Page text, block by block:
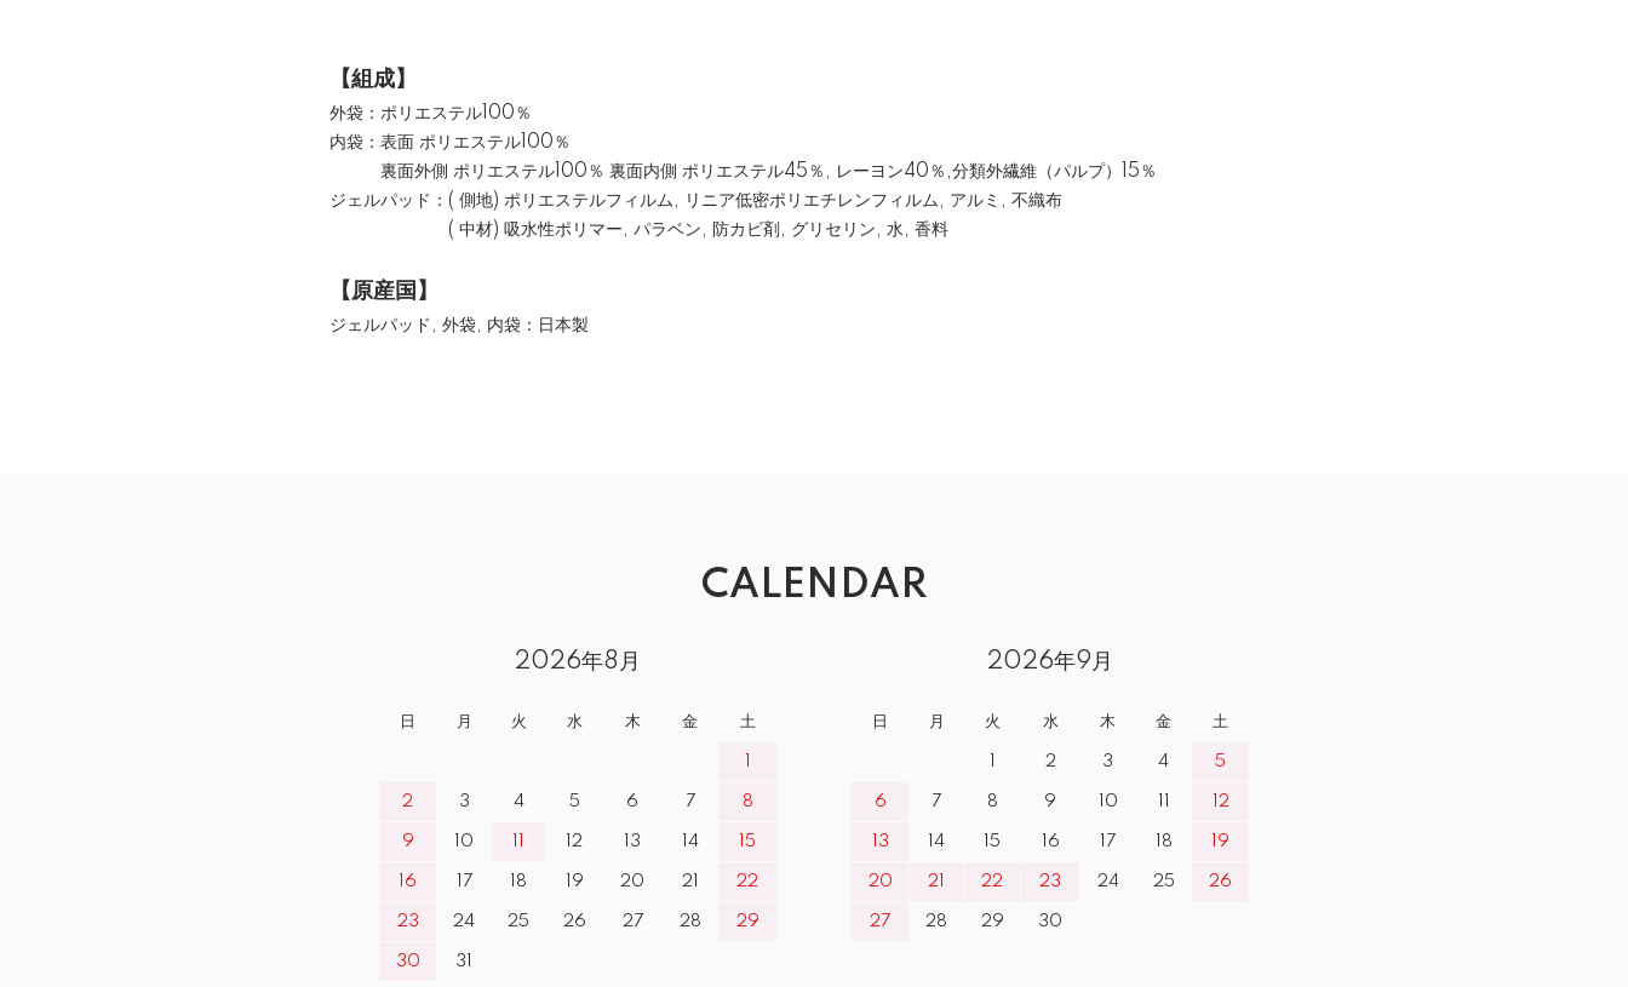
【組成】
外袋：ポリエステル100％
内袋：表面 ポリエステル100％
裏面外側 ポリエステル100％ 裏面内側 ポリエステル45％, レーヨン40％,分類外繊維（パルプ）15％
ジェルパッド：( 側地) ポリエステルフィルム, リニア低密ポリエチレンフィルム, アルミ, 不織布
( 中材) 吸水性ポリマー, パラベン, 防カビ剤, グリセリン, 水, 香料
【原産国】
ジェルパッド, 外袋, 内袋：日本製
CALENDAR
2026年8月
日 月 火 水 木 金 土
2 3 4 5 6 7 8
9 10 12 13 14 15
16 17 18 19 20 21 22
23 24 25 26 27 28 29
30 31
2026年9月
日 月 火 水 木 金 土
2 3 4 5
6 7 8 9 10 12
13 14 15 16 17 18 19
20 21 22 23 24 25 26
27 28 29 30